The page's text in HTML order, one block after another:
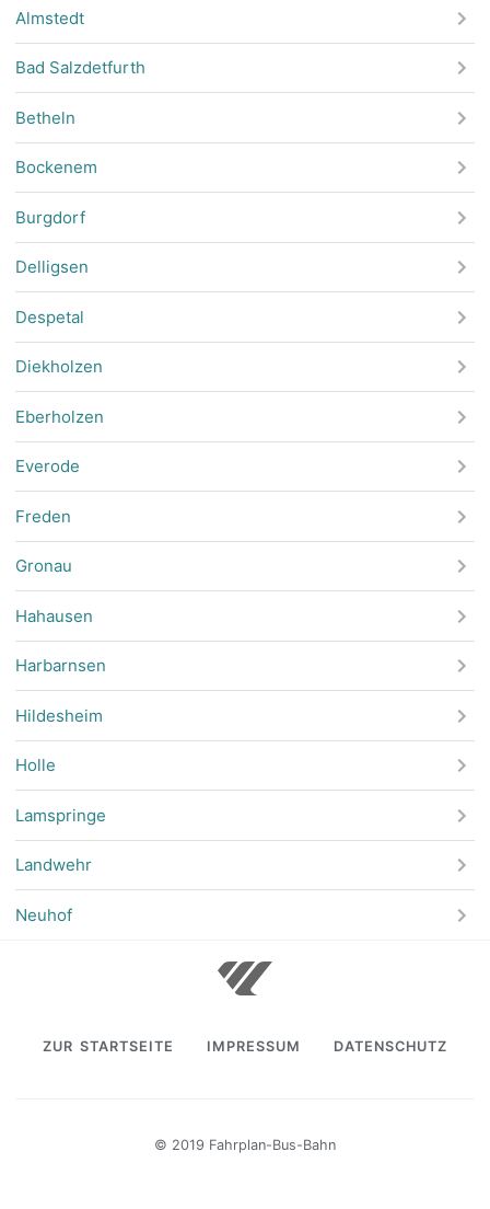
Almstedt
Bad Salzdetfurth
Betheln
Bockenem
Burgdorf
Delligsen
Despetal
Diekholzen
Eberholzen
Everode
Freden
Gronau
Hahausen
Harbarnsen
Hildesheim
Holle
Lamspringe
Landwehr
Neuhof
ZUR STARTSEITE IMPRESSUM DATENSCHUTZ
© 2019 Fahrplan-Bus-Bahn